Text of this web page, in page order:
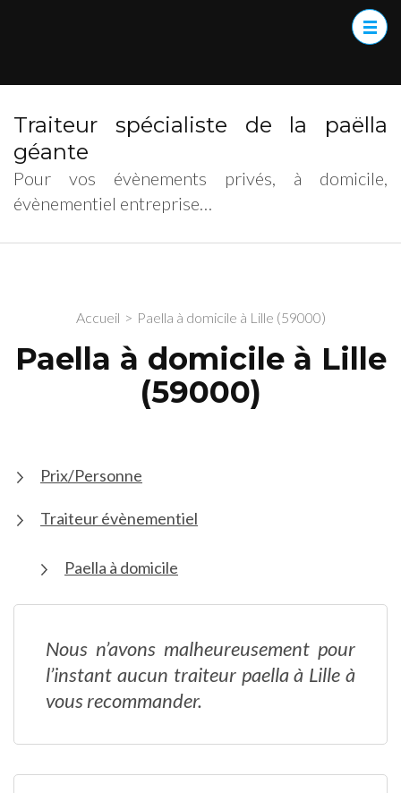
Traiteur spécialiste de la paëlla
géante
Pour vos évènements privés, à domicile,
évènementiel entreprise…
Accueil > Paella à domicile à Lille (59000)
Paella à domicile à Lille
(59000)
Prix/Personne
Traiteur évènementiel
Paella à domicile
Nous n’avons malheureusement pour
l’instant aucun traiteur paella à Lille à
vous recommander.